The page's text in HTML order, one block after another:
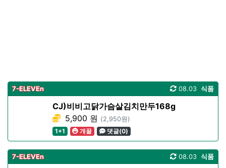
7-ELEVEn 식품
08.03
CJ)비비고닭가슴살김치만두168g
5,900 원 (2,950원)
1+1
개꿀 댓글(0)
7-ELEVEn 식품
08.03